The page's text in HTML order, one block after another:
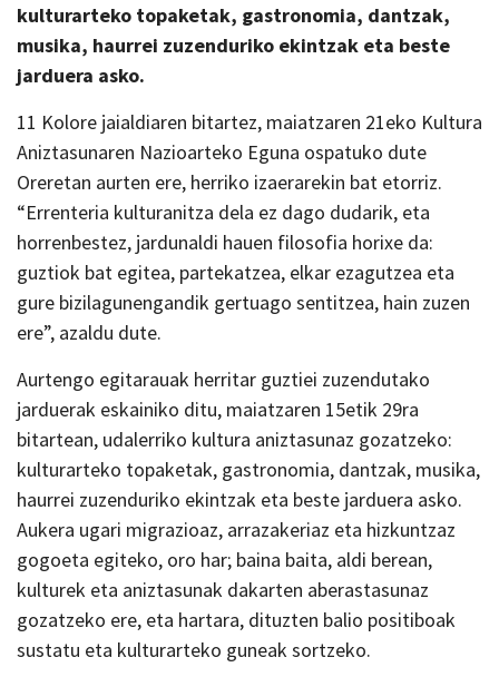
kulturarteko topaketak, gastronomia, dantzak,
musika, haurrei zuzenduriko ekintzak eta beste
jarduera asko.
11 Kolore jaialdiaren bitartez, maiatzaren 21eko Kultura
Aniztasunaren Nazioarteko Eguna ospatuko dute
Oreretan aurten ere, herriko izaerarekin bat etorriz.
“Errenteria kulturanitza dela ez dago dudarik, eta
horrenbestez, jardunaldi hauen filosofia horixe da:
guztiok bat egitea, partekatzea, elkar ezagutzea eta
gure bizilagunengandik gertuago sentitzea, hain zuzen
ere”, azaldu dute.
Aurtengo egitarauak herritar guztiei zuzendutako
jarduerak eskainiko ditu, maiatzaren 15etik 29ra
bitartean, udalerriko kultura aniztasunaz gozatzeko:
kulturarteko topaketak, gastronomia, dantzak, musika,
haurrei zuzenduriko ekintzak eta beste jarduera asko.
Aukera ugari migrazioaz, arrazakeriaz eta hizkuntzaz
gogoeta egiteko, oro har; baina baita, aldi berean,
kulturek eta aniztasunak dakarten aberastasunaz
gozatzeko ere, eta hartara, dituzten balio positiboak
sustatu eta kulturarteko guneak sortzeko.